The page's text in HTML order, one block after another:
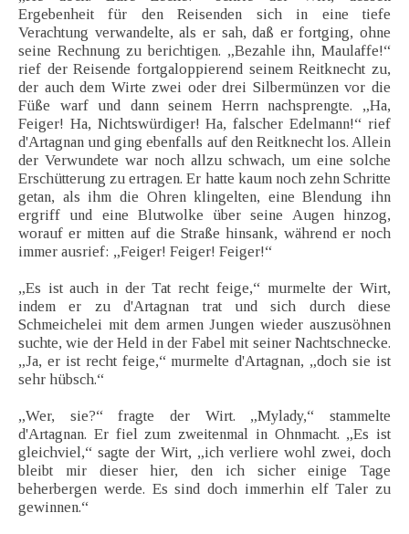
Ergebenheit für den Reisenden sich in eine tiefe
Verachtung verwandelte, als er sah, daß er fortging, ohne
seine Rechnung zu berichtigen. „Bezahle ihn, Maulaffe!“
rief der Reisende fortgaloppierend seinem Reitknecht zu,
der auch dem Wirte zwei oder drei Silbermünzen vor die
Füße warf und dann seinem Herrn nachsprengte. „Ha,
Feiger! Ha, Nichtswürdiger! Ha, falscher Edelmann!“ rief
d'Artagnan und ging ebenfalls auf den Reitknecht los. Allein
der Verwundete war noch allzu schwach, um eine solche
Erschütterung zu ertragen. Er hatte kaum noch zehn Schritte
getan, als ihm die Ohren klingelten, eine Blendung ihn
ergriff und eine Blutwolke über seine Augen hinzog,
worauf er mitten auf die Straße hinsank, während er noch
immer ausrief: „Feiger! Feiger! Feiger!“
„Es ist auch in der Tat recht feige,“ murmelte der Wirt,
indem er zu d'Artagnan trat und sich durch diese
Schmeichelei mit dem armen Jungen wieder auszusöhnen
suchte, wie der Held in der Fabel mit seiner Nachtschnecke.
„Ja, er ist recht feige,“ murmelte d'Artagnan, „doch sie ist
sehr hübsch.“
„Wer, sie?“ fragte der Wirt. „Mylady,“ stammelte
d'Artagnan. Er fiel zum zweitenmal in Ohnmacht. „Es ist
gleichviel,“ sagte der Wirt, „ich verliere wohl zwei, doch
bleibt mir dieser hier, den ich sicher einige Tage
beherbergen werde. Es sind doch immerhin elf Taler zu
gewinnen.“